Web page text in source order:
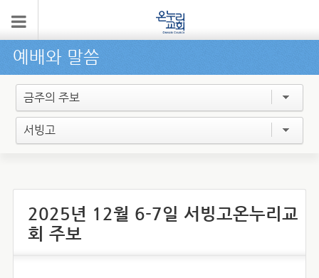
예배와 말씀
금주의 주보
서빙고
2025년 12월 6-7일 서빙고온누리교
회 주보